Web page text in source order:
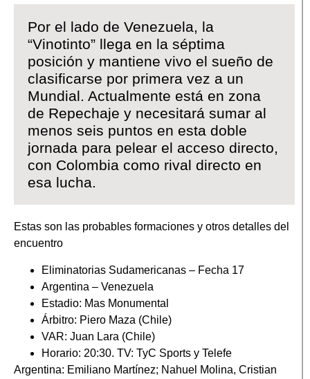
Por el lado de Venezuela, la
“Vinotinto” llega en la séptima
posición y mantiene vivo el sueño de
clasificarse por primera vez a un
Mundial. Actualmente está en zona
de Repechaje y necesitará sumar al
menos seis puntos en esta doble
jornada para pelear el acceso directo,
con Colombia como rival directo en
esa lucha.
Estas son las probables formaciones y otros detalles del
encuentro
Eliminatorias Sudamericanas – Fecha 17
Argentina – Venezuela
Estadio: Mas Monumental
Árbitro: Piero Maza (Chile)
VAR: Juan Lara (Chile)
Horario: 20:30. TV: TyC Sports y Telefe
Argentina: Emiliano Martínez; Nahuel Molina, Cristian